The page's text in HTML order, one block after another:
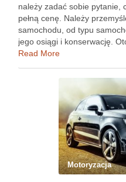
należy zadać sobie pytanie,
pełną cenę. Należy
samochodu, od typu
jego osiągi i konserwację.
przy zakupie nowego
Read More
Motoryzacja